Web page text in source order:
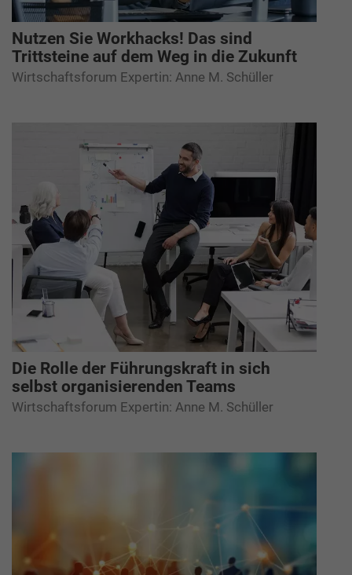
Nutzen Sie Workhacks! Das sind
Trittsteine auf dem Weg in die Zukunft
Wirtschaftsforum Expertin: Anne M. Schüller
Die Rolle der Führungskraft in sich
selbst organisierenden Teams
Wirtschaftsforum Expertin: Anne M. Schüller